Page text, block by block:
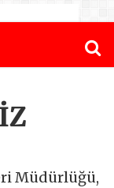
Müdürlüğü,